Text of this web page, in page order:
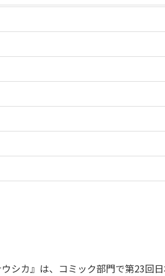
ウシカ』は、コミック部門で第23回